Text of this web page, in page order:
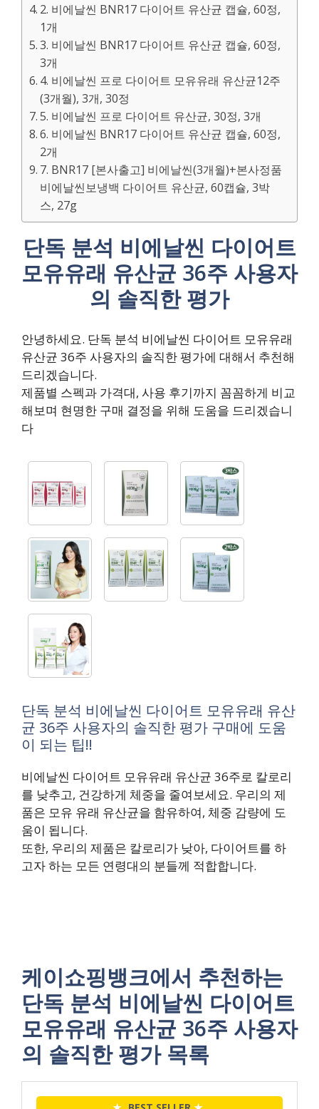
2. 비에날씬 BNR17 다이어트 유산균 캡슐, 60정,
1개
3. 비에날씬 BNR17 다이어트 유산균 캡슐, 60정,
3개
4. 비에날씬 프로 다이어트 모유유래 유산균12주
(3개월), 3개, 30정
5. 비에날씬 프로 다이어트 유산균, 30정, 3개
6. 비에날씬 BNR17 다이어트 유산균 캡슐, 60정,
2개
7. BNR17 [본사출고] 비에날씬(3개월)+본사정품
비에날씬보냉백 다이어트 유산균, 60캡슐, 3박
스, 27g
단독 분석 비에날씬 다이어트
모유유래 유산균 36주 사용자
의 솔직한 평가
안녕하세요. 단독 분석 비에날씬 다이어트 모유유래
유산균 36주 사용자의 솔직한 평가에 대해서 추천해
드리겠습니다.
제품별 스펙과 가격대, 사용 후기까지 꼼꼼하게 비교
해보며 현명한 구매 결정을 위해 도움을 드리겠습니
다
단독 분석 비에날씬 다이어트 모유유래 유산
균 36주 사용자의 솔직한 평가 구매에 도움
이 되는 팁!!
비에날씬 다이어트 모유유래 유산균 36주로 칼로리
를 낮추고, 건강하게 체중을 줄여보세요. 우리의 제
품은 모유 유래 유산균을 함유하여, 체중 감량에 도
움이 됩니다.
또한, 우리의 제품은 칼로리가 낮아, 다이어트를 하
고자 하는 모든 연령대의 분들께 적합합니다.
케이쇼핑뱅크에서 추천하는
단독 분석 비에날씬 다이어트
모유유래 유산균 36주 사용자
의 솔직한 평가 목록